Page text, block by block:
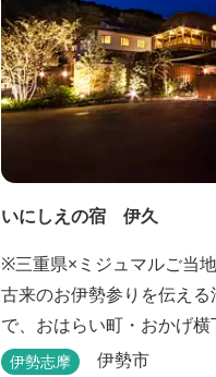
いにしえの宿 伊久
※三重県×ミジュマルご当
古来のお伊勢参りを伝え
で、おはらい町・おかげ
分。 部屋・風呂の前に広
伊勢志摩 伊勢市